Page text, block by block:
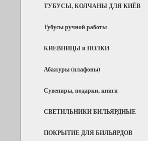
ТУБУСЫ, КОЛЧАНЫ ДЛЯ КИЁВ
Тубусы ручной работы
КИЕВНИЦЫ и ПОЛКИ
Абажуры (плафоны)
Сувениры, подарки, книги
СВЕТИЛЬНИКИ БИЛЬЯРДНЫЕ
ПОКРЫТИЕ ДЛЯ БИЛЬЯРДОВ